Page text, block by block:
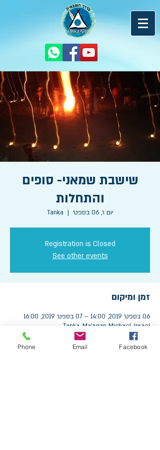
שישבת שמאני- סופים
והתחלות
יום ו׳, 06 בספט׳
  |
Tanka
Registration is Closed
See other events
זמן ומיקום
06 בספט׳ 2019, 14:00 – 07 בספט׳ 2019, 16:00
Tanka, Ma'agan Michael, Israel
Phone Email Facebook